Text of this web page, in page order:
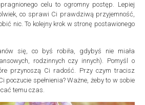
celu to ogromny postęp. Lepiej
co sprawi Ci prawdziwą przyjemność,
nic. To kolejny krok w stronę postawionego
się, co byś robiła, gdybyś nie miała
rodzinnych czy innych). Pomyśl o
przynoszą Ci radość. Przy czym tracisz
poczucie spełnienia? Ważne, żeby to w sobie
temu czas.